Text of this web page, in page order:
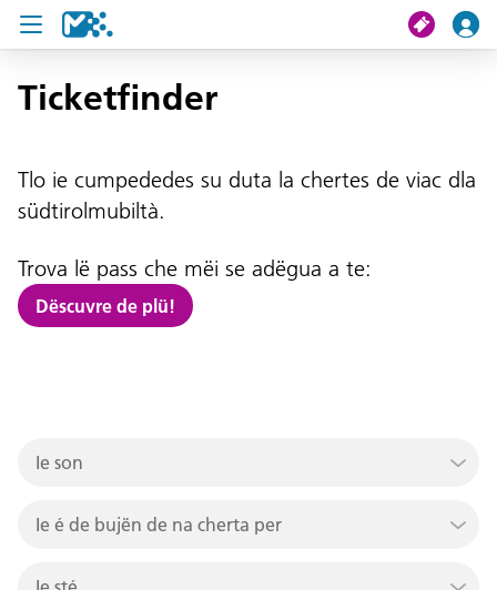
Crissa
Mi viac
Chertes de viac
U19 Pass
News
Ticketfinder
Tlo ie cumpededes su duta la chertes de viac dla
südtirolmubiltà.
Trova lë pass che mëi se adëgua a te:
Dëscuvre de plü!
Ie son
Ie é de bujën de na cherta per